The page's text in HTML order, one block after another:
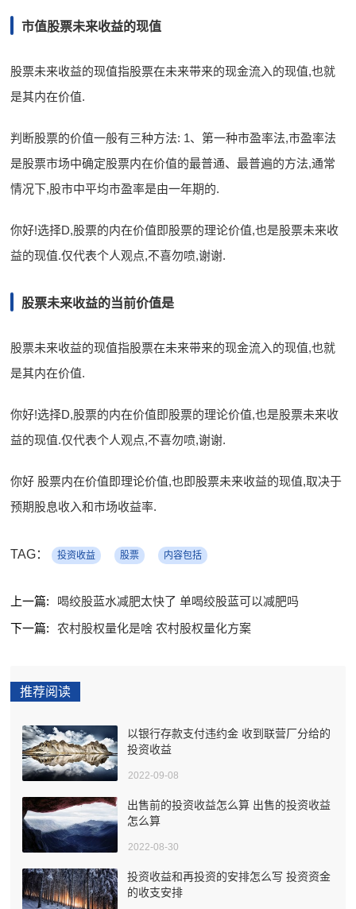
市值股票未来收益的现值
股票未来收益的现值指股票在未来带来的现金流入的现值,也就
是其内在价值.
判断股票的价值一般有三种方法: 1、第一种市盈率法,市盈率法
是股票市场中确定股票内在价值的最普通、最普遍的方法,通常
情况下,股市中平均市盈率是由一年期的.
你好!选择D,股票的内在价值即股票的理论价值,也是股票未来收
益的现值.仅代表个人观点,不喜勿喷,谢谢.
股票未来收益的当前价值是
股票未来收益的现值指股票在未来带来的现金流入的现值,也就
是其内在价值.
你好!选择D,股票的内在价值即股票的理论价值,也是股票未来收
益的现值.仅代表个人观点,不喜勿喷,谢谢.
你好 股票内在价值即理论价值,也即股票未来收益的现值,取决于
预期股息收入和市场收益率.
TAG： 投资收益 股票 内容包括
上一篇:
喝绞股蓝水减肥太快了 单喝绞股蓝可以减肥吗
下一篇:
农村股权量化是啥 农村股权量化方案
推荐阅读
以银行存款支付违约金 收到联营厂分给的
投资收益
2022-09-08
出售前的投资收益怎么算 出售的投资收益
怎么算
2022-08-30
投资收益和再投资的安排怎么写 投资资金
的收支安排